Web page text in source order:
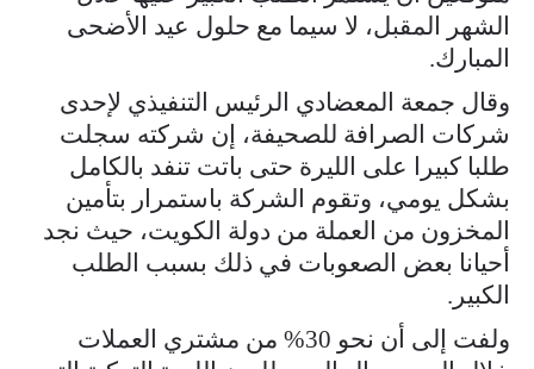
الشهر المقبل، لا سيما مع حلول عيد الأضحى
المبارك.
وقال جمعة المعضادي الرئيس التنفيذي لإحدى
شركات الصرافة للصحيفة، إن شركته سجلت
طلبا كبيرا على الليرة حتى باتت تنفد بالكامل
بشكل يومي، وتقوم الشركة باستمرار بتأمين
المخزون من العملة من دولة الكويت، حيث نجد
أحيانا بعض الصعوبات في ذلك بسبب الطلب
الكبير.
ولفت إلى أن نحو 30% من مشتري العملات